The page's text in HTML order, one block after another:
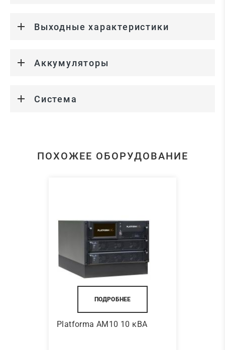
Выходные характеристики
Аккумуляторы
Система
ПОХОЖЕЕ ОБОРУДОВАНИЕ
Platforma AM10 10 кВА
ПОДРОБНЕЕ